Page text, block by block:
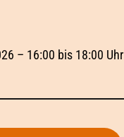
– 16:00 bis 18:00 Uhr